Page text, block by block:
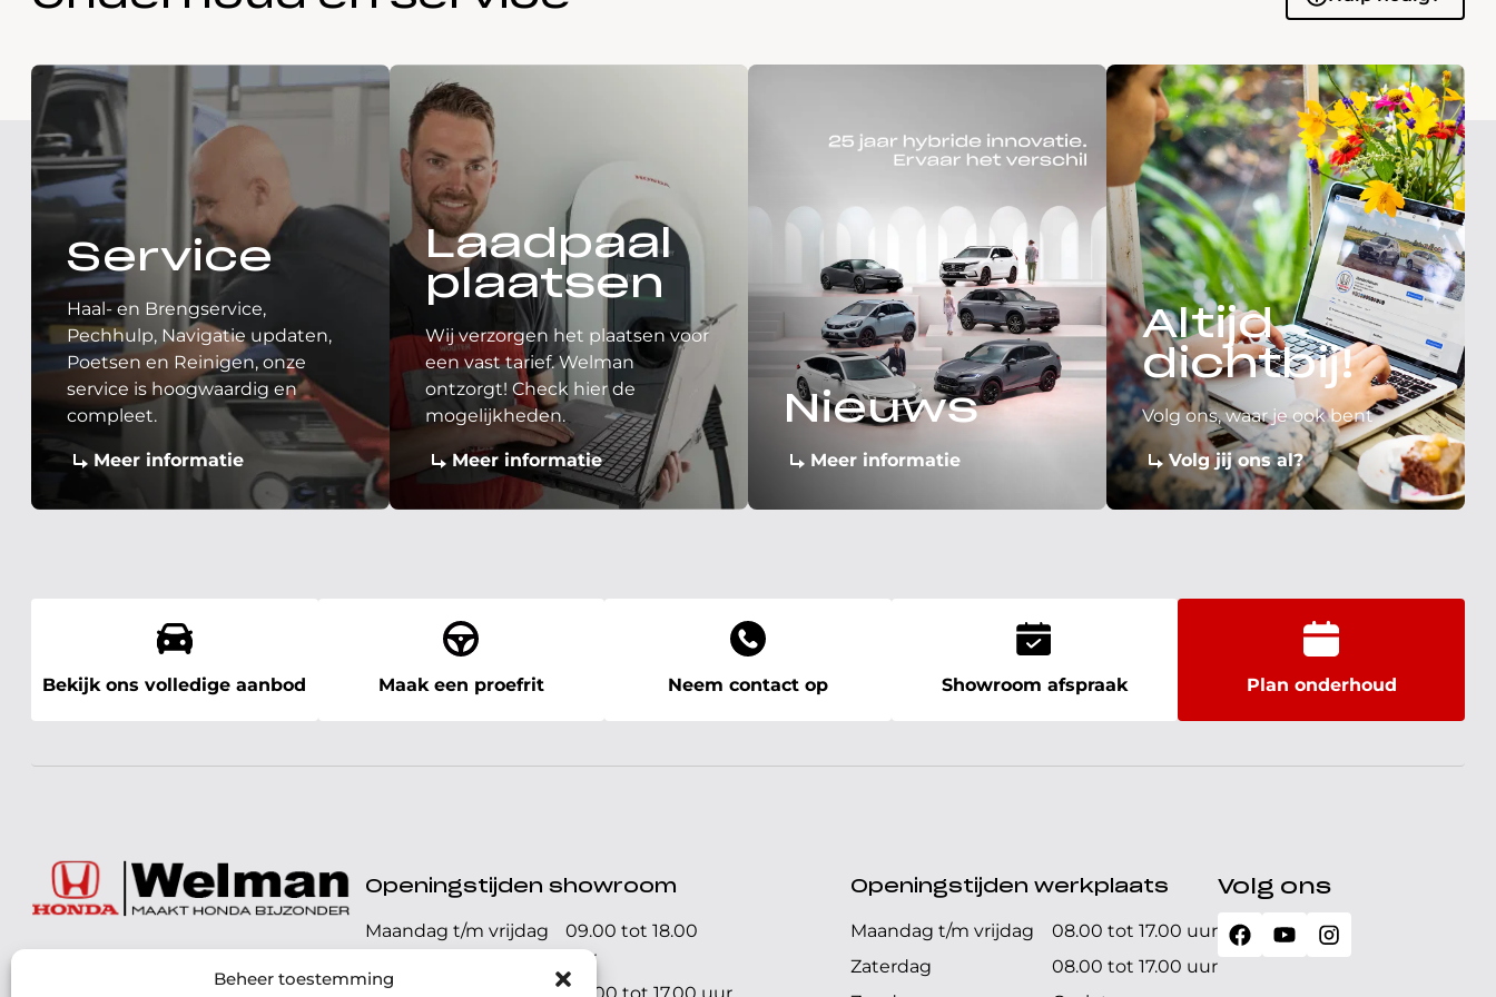
Beheer toestemming
Service
Haal- en Brengservice,
Pechhulp, Navigatie updaten,
Poetsen en Reinigen, onze
service is hoogwaardig en
compleet.
Meer informatie
Laadpaal
plaatsen
Wij verzorgen het plaatsen voor
een vast tarief. Welman
ontzorgt! Check hier de
mogelijkheden.
Meer informatie
Nieuws
Meer informatie
Altijd
dichtbij!
Volg ons, waar je ook bent
Volg jij ons al?
Bekijk ons volledige aanbod Maak een proefrit Neem contact op Showroom afspraak Plan onderhoud
072 - 57 16 9 40
Openingstijden showroom
Maandag t/m vrijdag
09.00 tot 18.00
uur
Openingstijden werkplaats
Maandag t/m vrijdag
08.00 tot 17.00 uur
Zaterdag
08.00 tot 17.00 uur
Volg ons